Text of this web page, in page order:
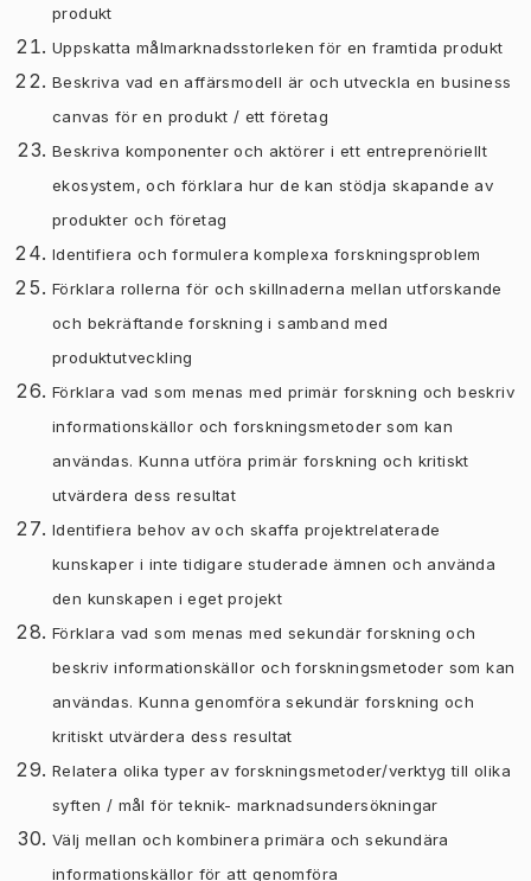
produkt
Uppskatta målmarknadsstorleken för en framtida produkt
Beskriva vad en affärsmodell är och utveckla en business
canvas för en produkt / ett företag
Beskriva komponenter och aktörer i ett entreprenöriellt
ekosystem, och förklara hur de kan stödja skapande av
produkter och företag
Identifiera och formulera komplexa forskningsproblem
Förklara rollerna för och skillnaderna mellan utforskande
och bekräftande forskning i samband med
produktutveckling
Förklara vad som menas med primär forskning och beskriv
informationskällor och forskningsmetoder som kan
användas. Kunna utföra primär forskning och kritiskt
utvärdera dess resultat
Identifiera behov av och skaffa projektrelaterade
kunskaper i inte tidigare studerade ämnen och använda
den kunskapen i eget projekt
Förklara vad som menas med sekundär forskning och
beskriv informationskällor och forskningsmetoder som kan
användas. Kunna genomföra sekundär forskning och
kritiskt utvärdera dess resultat
Relatera olika typer av forskningsmetoder/verktyg till olika
syften / mål för teknik- marknadsundersökningar
Välj mellan och kombinera primära och sekundära
informationskällor för att genomföra